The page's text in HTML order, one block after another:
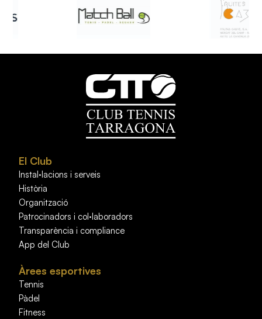
El Club
Instal·lacions i serveis
Història
Organització
Patrocinadors i col·laboradors
Transparència i compliance
App del Club
Àrees esportives
Tennis
Pàdel
Fitness